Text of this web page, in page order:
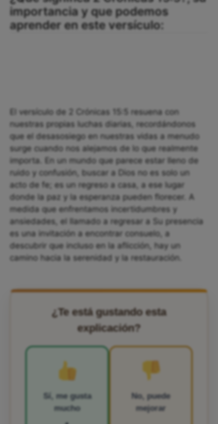
importancia y que podemos
aprender en este versículo:
El versículo de 2 Crónicas 15:5 resuena con
nuestras propias luchas diarias, recordándonos
que el desasosiego en nuestras vidas a menudo
surge cuando nos alejamos de lo que realmente
importa. En un mundo que parece estar lleno de
ruido y confusión, buscar a Dios no es solo un
acto de fe; es un regreso a casa, a ese lugar
donde la paz y la esperanza pueden florecer. A
medida que enfrentamos incertidumbres y
ansiedades, el llamado a regresar a Su presencia
es una invitación a encontrar consuelo, a
descubrir que incluso en la aflicción, hay un
camino hacia la serenidad y la restauración.
¿Te está gustando esta
explicación?
Sí, me gusta
mucho
No, puede
mejorar